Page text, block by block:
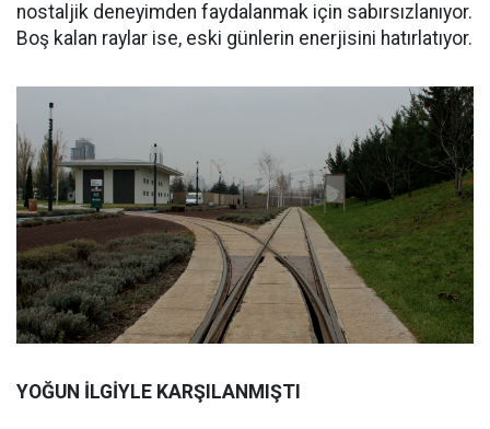
nostaljik deneyimden faydalanmak için sabırsızlanıyor.
Boş kalan raylar ise, eski günlerin enerjisini hatırlatıyor.
YOĞUN İLGİYLE KARŞILANMIŞTI